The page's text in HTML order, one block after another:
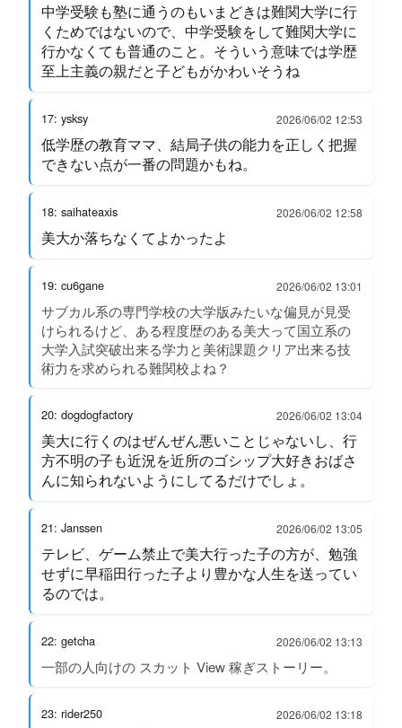
中学受験も塾に通うのもいまどきは難関大学に行
くためではないので、中学受験をして難関大学に
行かなくても普通のこと。そういう意味では学歴
至上主義の親だと子どもがかわいそうね
17: ysksy 2026/06/02 12:53
低学歴の教育ママ、結局子供の能力を正しく把握
できない点が一番の問題かもね。
18: saihateaxis 2026/06/02 12:58
美大か落ちなくてよかったよ
19: cu6gane 2026/06/02 13:01
サブカル系の専門学校の大学版みたいな偏見が見受
けられるけど、ある程度歴のある美大って国立系の
大学入試突破出来る学力と美術課題クリア出来る技
術力を求められる難関校よね？
20: dogdogfactory 2026/06/02 13:04
美大に行くのはぜんぜん悪いことじゃないし、行
方不明の子も近況を近所のゴシップ大好きおばさ
んに知られないようにしてるだけでしょ。
21: Janssen 2026/06/02 13:05
テレビ、ゲーム禁止で美大行った子の方が、勉強
せずに早稲田行った子より豊かな人生を送ってい
るのでは。
22: getcha 2026/06/02 13:13
一部の人向けの スカット View 稼ぎストーリー。
23: rider250 2026/06/02 13:18